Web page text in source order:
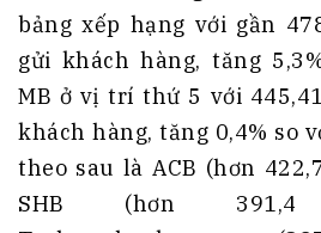
bảng xếp hạng với gần
gửi khách hàng, tăng
MB ở vị trí thứ 5 với
khách hàng, tăng 0,4% so
theo sau là ACB (hơn
SHB (hơn